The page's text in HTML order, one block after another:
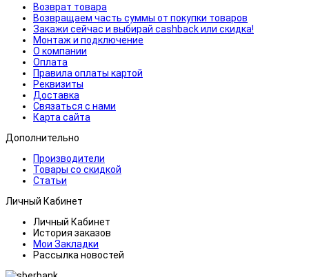
Возврат товара
Возвращаем часть суммы от покупки товаров
Закажи сейчас и выбирай cashback или скидка!
Монтаж и подключение
О компании
Оплата
Правила оплаты картой
Реквизиты
Доставка
Связаться с нами
Карта сайта
Дополнительно
Производители
Товары со скидкой
Статьи
Личный Кабинет
Личный Кабинет
История заказов
Мои Закладки
Рассылка новостей